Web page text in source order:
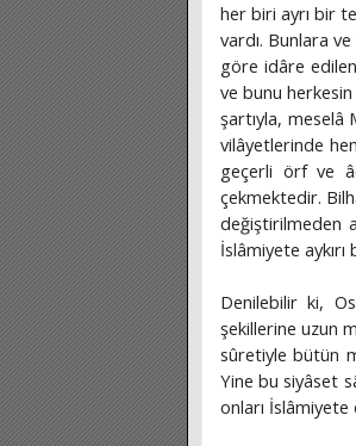
her biri ayrı bir
vardı. Bunlara
göre idâre
ve bunu
şartıyla, meselâ
vilâyetlerinde
geçerli örf ve
çekmektedir.
değiştirilmeden
İslâmiyete aykırı
Denilebilir ki,
şekillerine uzun
sûretiyle bütün
Yine bu siyâset
onları İslâmiyete